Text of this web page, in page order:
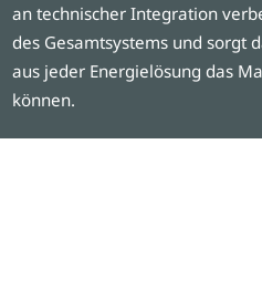
an technischer Integration
des Gesamtsystems und sorgt
aus jeder Energielösung das
können.